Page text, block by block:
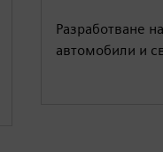
Разработване
автомобили и